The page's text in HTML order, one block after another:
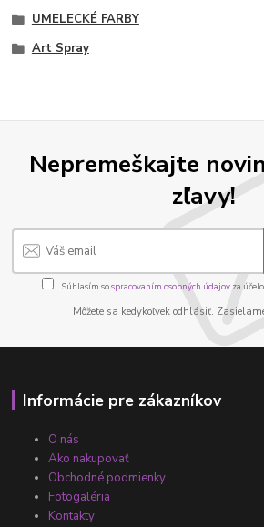
UMELECKÉ FARBY
Art Spray
Nepremeškajte
zľavy!
Súhlasím sospracovaním osobných údajov za
Môžete sa kedykoľvek odhlásiť.
Informácie pre zákazníkov
O nás
Ako nakupovať
Obchodné podmienky
Fotogaléria
Kontakty